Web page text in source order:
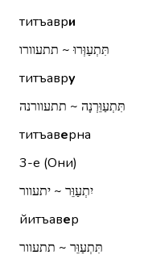
титъаври
תִּתְעַוְּרוּ ~ תתעוורו
титъавру
תִּתְעַוֵּרְנָה ~ תתעוורנה
титъаверна
3-е (Они)
יִתְעַוֵּר ~ יתעוור
йитъавер
תִּתְעַוֵּר ~ תתעוור